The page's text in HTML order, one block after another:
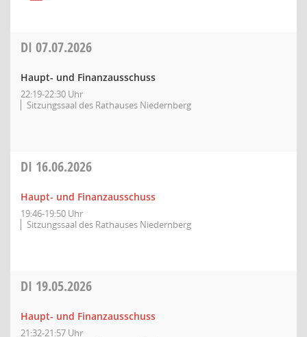
DI 07.07.2026
Haupt- und Finanzausschuss
22:19-22:30 Uhr
Sitzungssaal des Rathauses Niedernberg
DI 16.06.2026
Haupt- und Finanzausschuss
19:46-19:50 Uhr
Sitzungssaal des Rathauses Niedernberg
DI 19.05.2026
Haupt- und Finanzausschuss
21:32-21:57 Uhr